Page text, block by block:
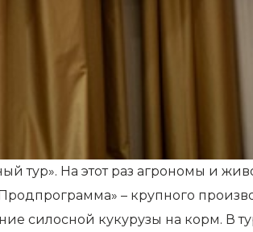
тур». На этот раз агрономы и
– крупного
силосной кукурузы на корм. В